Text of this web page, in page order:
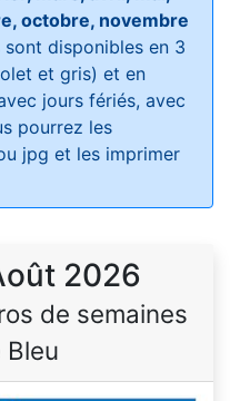
octobre, novembre
sont disponibles en 3
et gris) et en
jours fériés, avec
pourrez les
jpg et les imprimer
2026
de semaines
Bleu